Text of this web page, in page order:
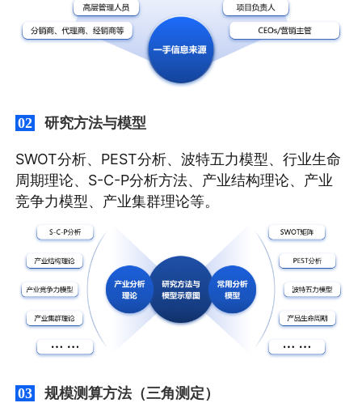
02 研究方法与模型
SWOT分析、PEST分析、波特五力模型、行业生命
周期理论、S-C-P分析方法、产业结构理论、产业
竞争力模型、产业集群理论等。
03 规模测算方法（三角测定）